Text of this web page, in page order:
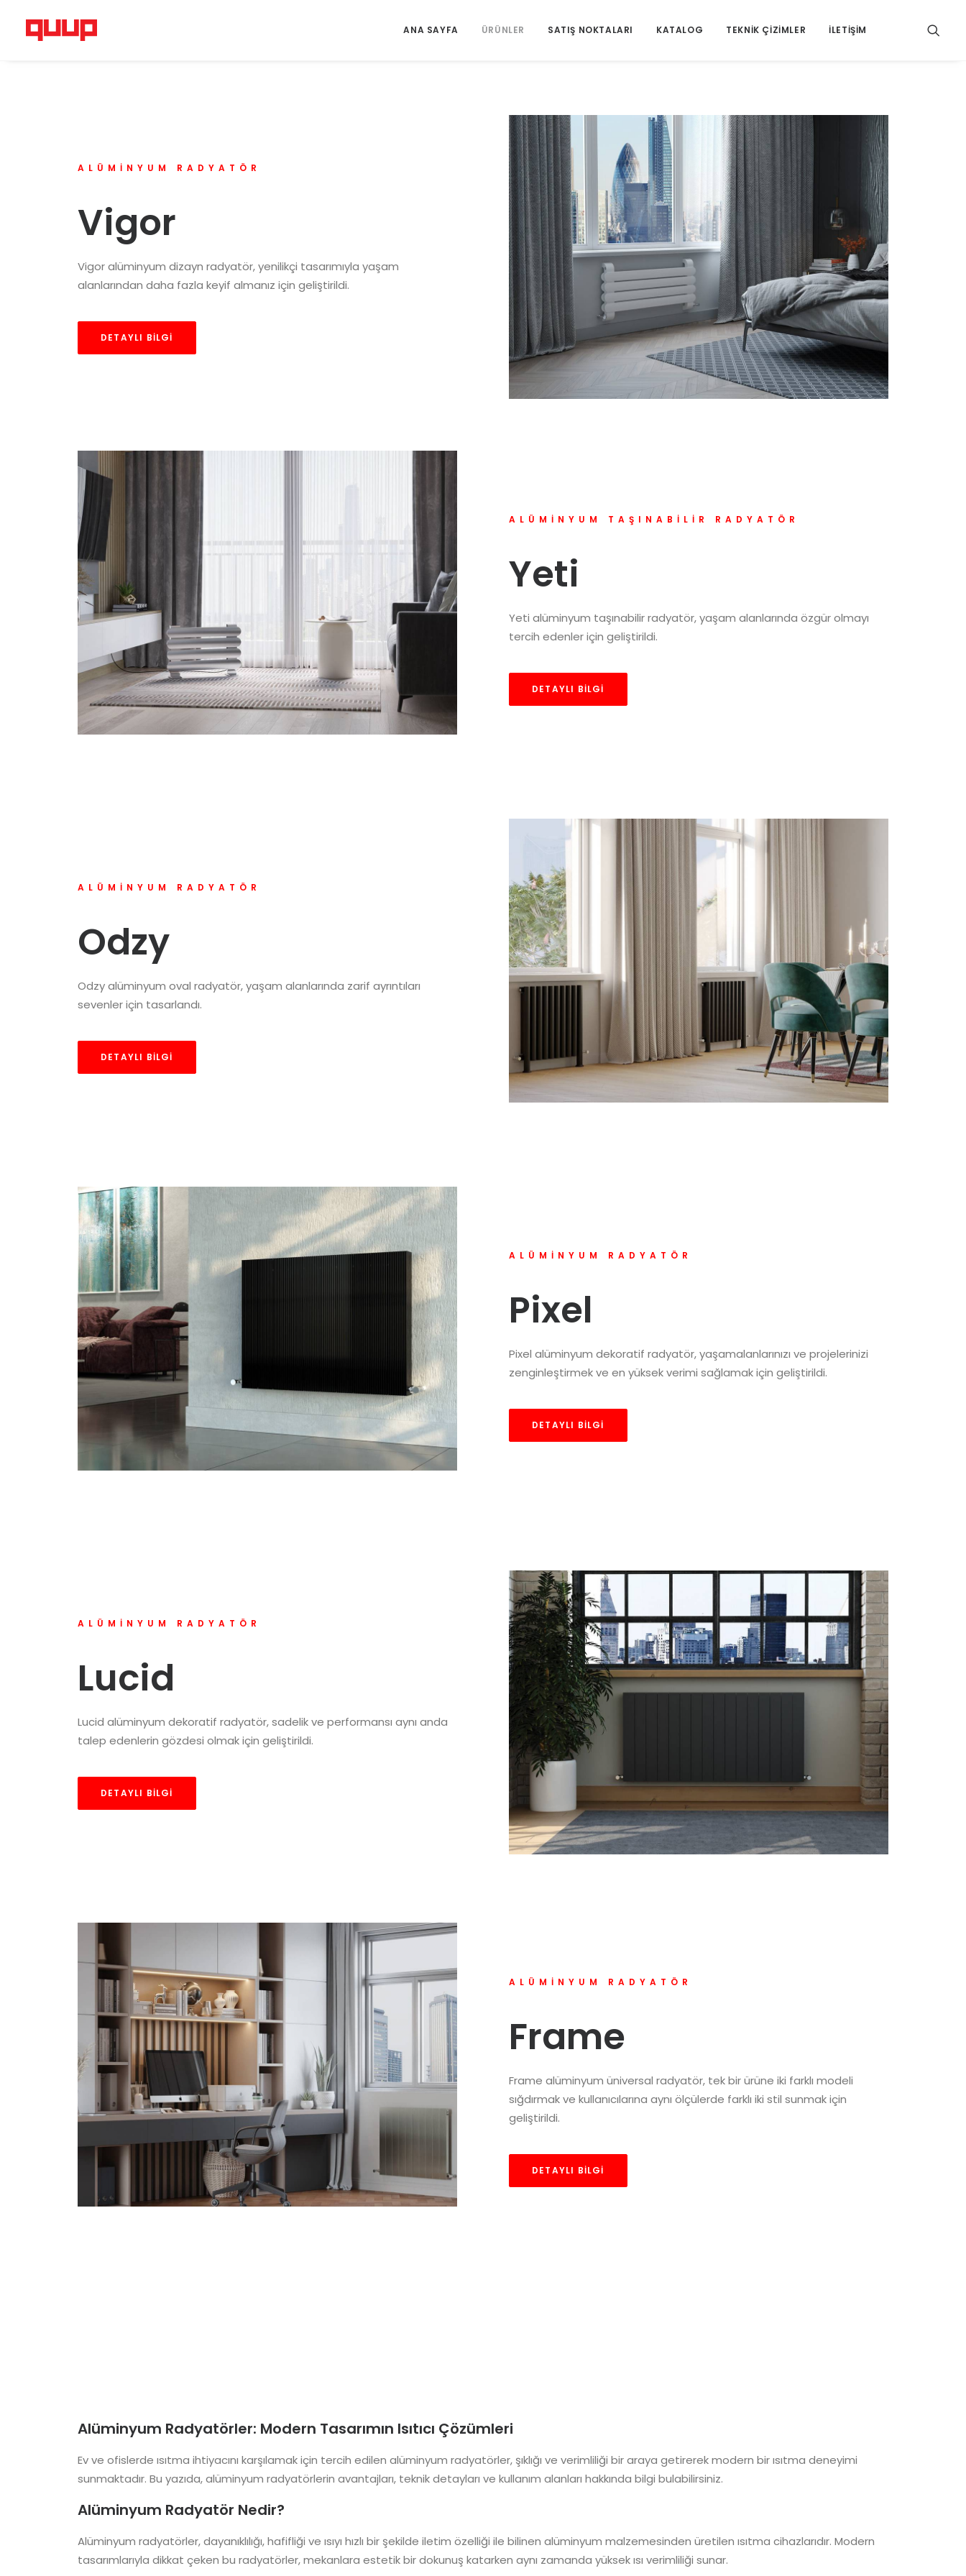
ANA SAYFA ÜRÜNLER SATIŞ NOKTALARI KATALOG TEKNIK ÇIZIMLER İLETIŞIM
ALÜMINYUM RADYATÖR
Vigor
Vigor alüminyum dizayn radyatör, yenilikçi tasarımıyla yaşam
alanlarından daha fazla keyif almanız için geliştirildi.
DETAYLI BILGI
ALÜMINYUM TAŞINABILIR RADYATÖR
Yeti
Yeti alüminyum taşınabilir radyatör, yaşam alanlarında özgür olmayı
tercih edenler için geliştirildi.
DETAYLI BILGI
ALÜMINYUM RADYATÖR
Odzy
Odzy alüminyum oval radyatör, yaşam alanlarında zarif ayrıntıları
sevenler için tasarlandı.
DETAYLI BILGI
ALÜMINYUM RADYATÖR
Pixel
Pixel alüminyum dekoratif radyatör, yaşamalanlarınızı ve projelerinizi
zenginleştirmek ve en yüksek verimi sağlamak için geliştirildi.
DETAYLI BILGI
ALÜMINYUM RADYATÖR
Lucid
Lucid alüminyum dekoratif radyatör, sadelik ve performansı aynı anda
talep edenlerin gözdesi olmak için geliştirildi.
DETAYLI BILGI
ALÜMINYUM RADYATÖR
Frame
Frame alüminyum üniversal radyatör, tek bir ürüne iki farklı modeli
sığdırmak ve kullanıcılarına aynı ölçülerde farklı iki stil sunmak için
geliştirildi.
DETAYLI BILGI
Alüminyum Radyatörler: Modern Tasarımın Isıtıcı Çözümleri
Ev ve ofislerde ısıtma ihtiyacını karşılamak için tercih edilen alüminyum radyatörler, şıklığı ve verimliliği bir araya getirerek modern bir ısıtma deneyimi
sunmaktadır. Bu yazıda, alüminyum radyatörlerin avantajları, teknik detayları ve kullanım alanları hakkında bilgi bulabilirsiniz.
Alüminyum Radyatör Nedir?
Alüminyum radyatörler, dayanıklılığı, hafifliği ve ısıyı hızlı bir şekilde iletim özelliği ile bilinen alüminyum malzemesinden üretilen ısıtma cihazlarıdır. Modern
tasarımlarıyla dikkat çeken bu radyatörler, mekanlara estetik bir dokunuş katarken aynı zamanda yüksek ısı verimliliği sunar.